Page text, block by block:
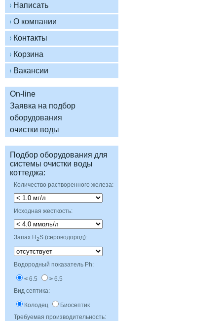
Заявка на подбор
оборудования
очистки воды
Подбор оборудования для
системы очистки воды
Количество растворенного железа:
Исходная жесткость:
Запах H S (сероводород):
Водородный показатель Ph:
6.5
6.5
Вид септика:
Колодец
Биосептик
Требуемая производительность: